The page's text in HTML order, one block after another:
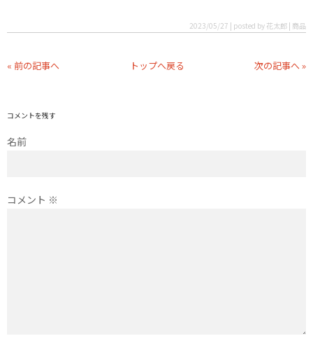
2023/05/27 | posted by 花太郎 | 商品
« 前の記事へ トップへ戻る 次の記事へ »
コメントを残す
名前
コメント ※